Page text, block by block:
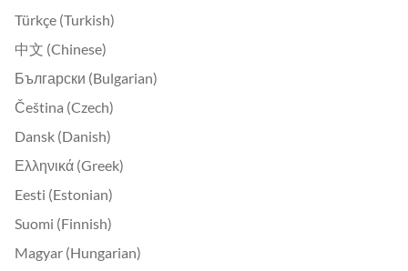
Türkçe (Turkish)
中文 (Chinese)
Български (Bulgarian)
Čeština (Czech)
Dansk (Danish)
Ελληνικά (Greek)
Eesti (Estonian)
Suomi (Finnish)
Magyar (Hungarian)